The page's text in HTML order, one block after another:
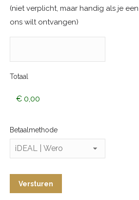
(niet verplicht, maar handig als je
ons wilt ontvangen)
Totaal
Betaalmethode